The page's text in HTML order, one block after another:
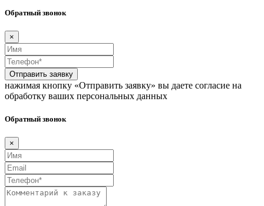
Обратный звонок
×
Отправить заявку
нажимая кнопку «Отправить заявку» вы даете согласие на
обработку ваших персональных данных
Обратный звонок
×